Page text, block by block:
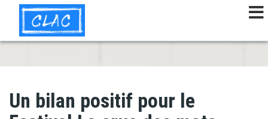
contenu
principal
Un bilan positif pour le